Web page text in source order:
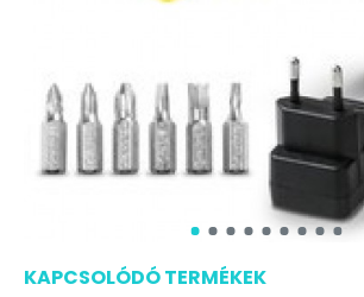
KAPCSOLÓDÓ TERMÉKEK